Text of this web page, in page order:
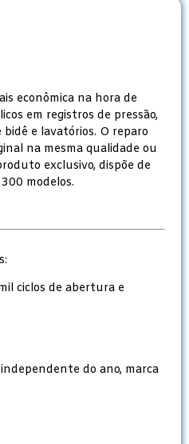
econômica na hora de
em registros de pressão,
e lavatórios. O reparo
na mesma qualidade ou
exclusivo, dispõe de
modelos.
ciclos de abertura e
do ano, marca